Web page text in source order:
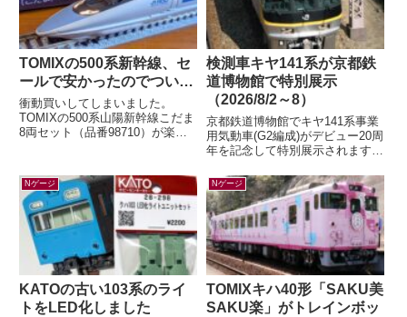
TOMIXの500系新幹線、セ
ールで安かったのでつい…
衝動買いしてしまいました。
TOMIXの500系山陽新幹線こだま
8両セット（品番98710）が楽天
は...
検測車キヤ141系が京都鉄
道博物館で特別展示
（2026/8/2～8）
京都鉄道博物館でキヤ141系事業
用気動車(G2編成)がデビュー20周
年を記念して特別展示されます。
チケット販売リンク公開！！
（京...
Nゲージ
KATOの古い103系のライ
トをLED化しました
Nゲージ
TOMIXキハ40形「SAKU美
SAKU楽」がトレインボッ